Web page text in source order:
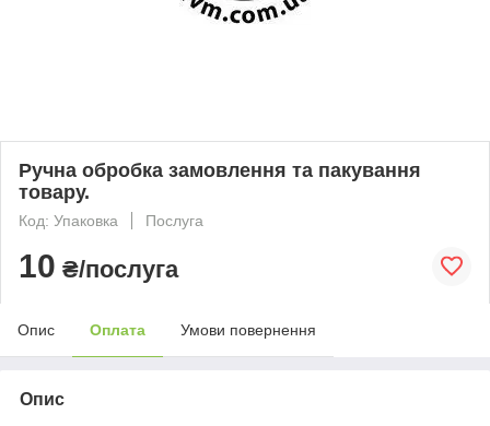
Ручна обробка замовлення та пакування
товару.
Код: Упаковка Послуга
10 ₴/послуга
Опис Оплата Умови повернення
Опис